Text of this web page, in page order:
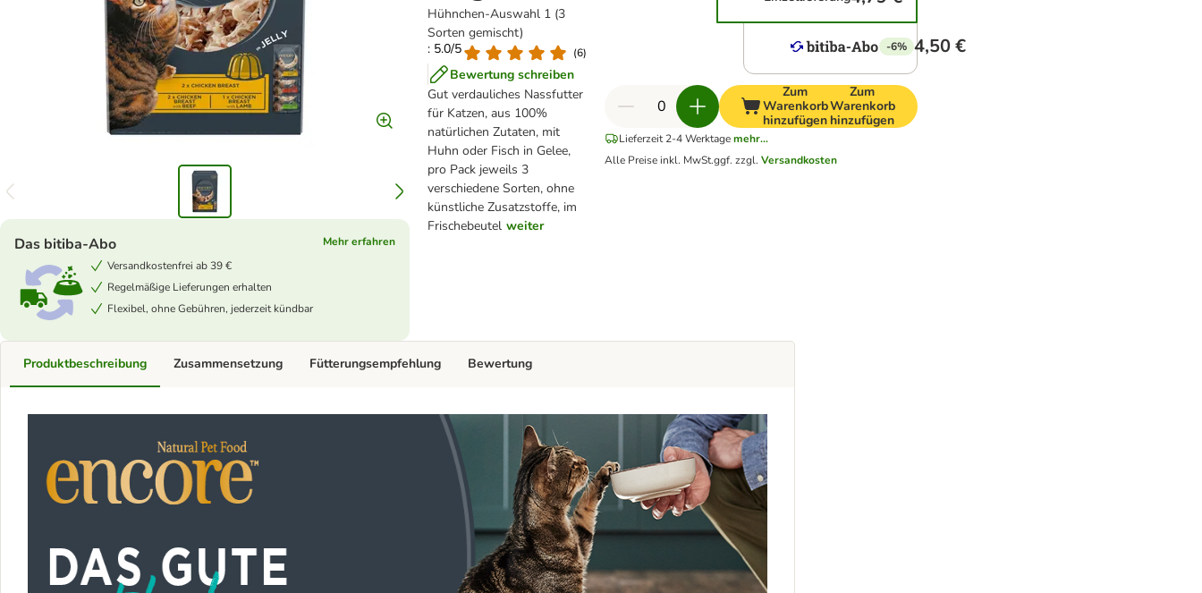
Hühnchen-Auswahl 1 (3
Sorten gemischt)
: 5.0/5
(6)
Bewertung schreiben
Gut verdauliches Nassfutter
für Katzen, aus 100%
natürlichen Zutaten, mit
Huhn oder Fisch in Gelee,
pro Pack jeweils 3
verschiedene Sorten, ohne
künstliche Zusatzstoffe, im
Frischebeutel weiter
Das bitiba-Abo
Mehr erfahren
Versandkostenfrei ab 39 €
Regelmäßige Lieferungen erhalten
Flexibel, ohne Gebühren, jederzeit kündbar
-6% 4,50 €
Zum
Warenkorb
hinzufügen
Zum
Warenkorb
hinzufügen
Lieferzeit 2-4 Werktage mehr...
Alle Preise inkl. MwSt.ggf. zzgl. Versandkosten
Produktbeschreibung Zusammensetzung Fütterungsempfehlung Bewertung